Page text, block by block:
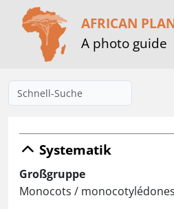
AFRICAN
A photo guide
Systematik
Großgruppe
Monocots /